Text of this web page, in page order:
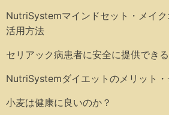
NutriSystemマインドセット・メイ
活用方法
セリアック病患者に安全に提供でき
NutriSystemダイエットのメリット
小麦は健康に良いのか？